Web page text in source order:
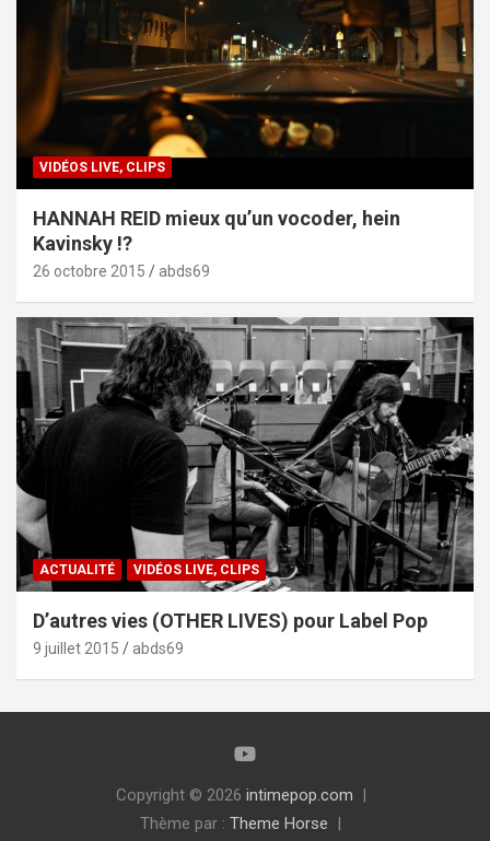
VIDÉOS LIVE, CLIPS
HANNAH REID mieux qu’un vocoder, hein
Kavinsky !?
26 octobre 2015 abds69
ACTUALITÉ VIDÉOS LIVE, CLIPS
D’autres vies (OTHER LIVES) pour Label Pop
9 juillet 2015 abds69
Copyright © 2026 intimepop.com
Thème par : Theme Horse